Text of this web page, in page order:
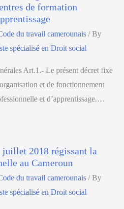
de formation
du travail camerounais / By
spécialisé en Droit social
Art.1.‐ Le présent décret fixe
et de fonctionnement
et d’apprentissage.…
2018 régissant la
au Cameroun
du travail camerounais / By
spécialisé en Droit social